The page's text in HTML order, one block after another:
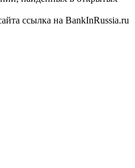
ссылка на BankInRussia.ru